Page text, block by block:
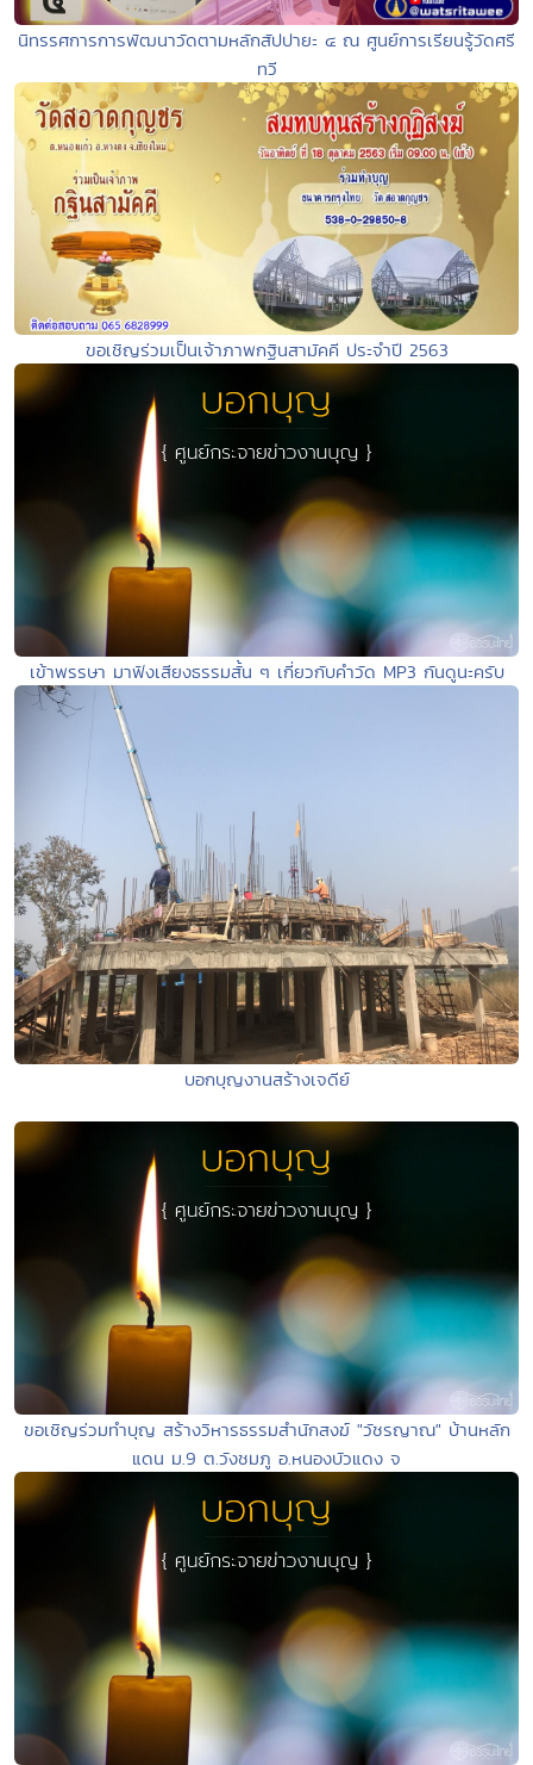
นิทรรศการการพัฒนาวัดตามหลักสัปปายะ ๔ ณ ศูนย์การเรียนรู้วัดศรี
ทวี
ขอเชิญร่วมเป็นเจ้าภาพกฐินสามัคคี ประจำปี 2563
เข้าพรรษา มาฟังเสียงธรรมสั้น ๆ เกี่ยวกับคำวัด MP3 กันดูนะครับ
บอกบุญงานสร้างเจดีย์
ขอเชิญร่วมทำบุญ สร้างวิหารธรรมสำนักสงฆ์ "วัชรญาณ" บ้านหลัก
แดน ม.9 ต.วังชมภู อ.หนองบัวแดง จ